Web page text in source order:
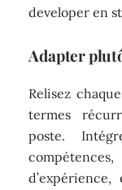
developer en
Adapter
Relisez
termes
poste.